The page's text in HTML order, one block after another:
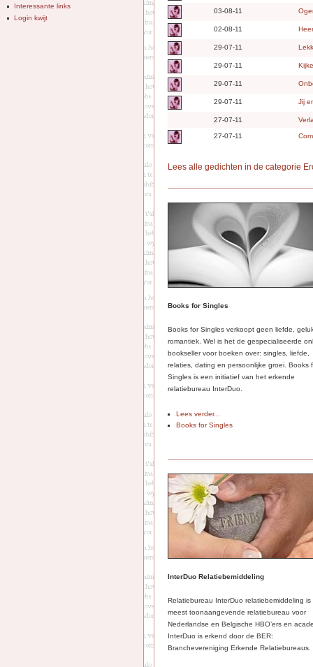
03-08-11
02-08-11
29-07-11
29-07-11
29-07-11
29-07-11 Jij
27-07-11
27-07-11
Lees alle gedichten in de categorie
Books for Singles
Books for Singles verkoopt geen liefde,
romantiek. Wel is het de gespecialiseerde
bookseller voor boeken over: singles, liefde,
relaties, dating en persoonlijke groei. Books
Singles is een initiatief van het erkende
relatiebureau InterDuo.
Lees verder...
Books for Singles
InterDuo Relatiebemiddeling
Relatiebureau InterDuo relatiebemiddeling is
meest toonaangevende relatiebureau voor
Nederlandse en Belgische HBO’ers en
InterDuo is erkend door de BER:
Branchevereniging Erkende Relatiebureaus.
Interessante links
Login kwijt